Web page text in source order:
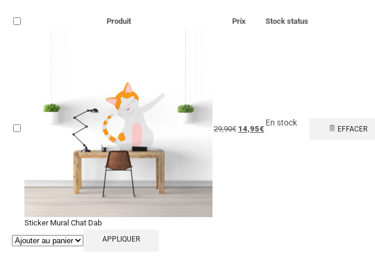
Produit Prix Stock status
Sticker Mural Chat Dab
29,90€ 14,95€
En stock
EFFACER
APPLIQUER